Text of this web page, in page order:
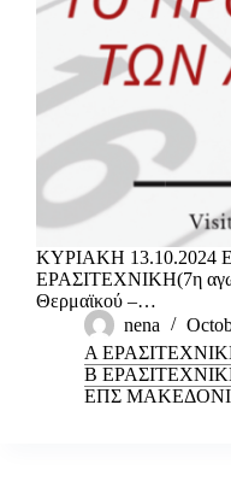
ΚΥΡΙΑΚΗ 13.10.2024
ΕΡΑΣΙΤΕΧΝΙΚΗ(7η
Θερμαϊκού –…
nena
Α
Β
ΕΠΣ